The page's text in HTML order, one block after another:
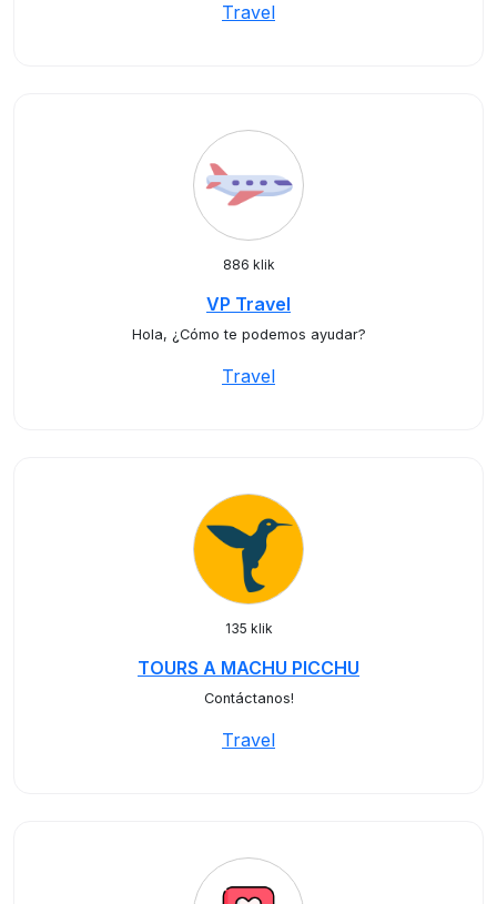
Travel
886 klik
VP Travel
Hola, ¿Cómo te podemos ayudar?
Travel
135 klik
TOURS A MACHU PICCHU
Contáctanos!
Travel